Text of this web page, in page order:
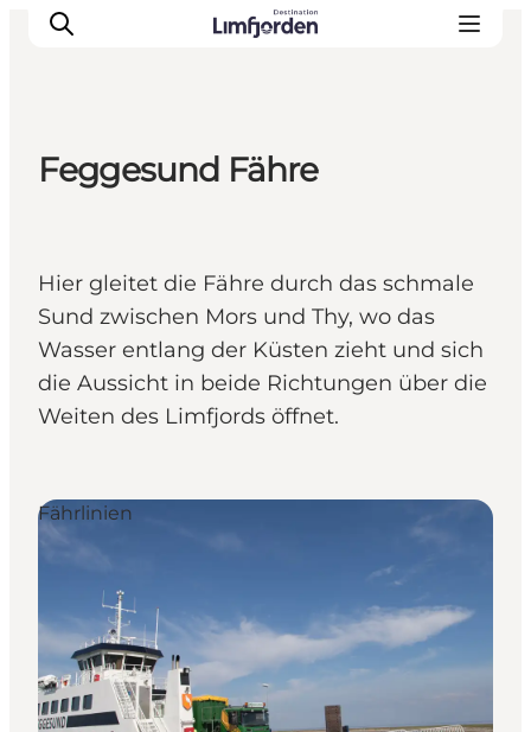
Feggesund Fähre
Hier gleitet die Fähre durch das schmale
Sund zwischen Mors und Thy, wo das
Wasser entlang der Küsten zieht und sich
die Aussicht in beide Richtungen über die
Weiten des Limfjords öffnet.
Fährlinien